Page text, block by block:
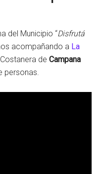
del Municipio “Disfrutá
acompañando a La
deCampana
personas.